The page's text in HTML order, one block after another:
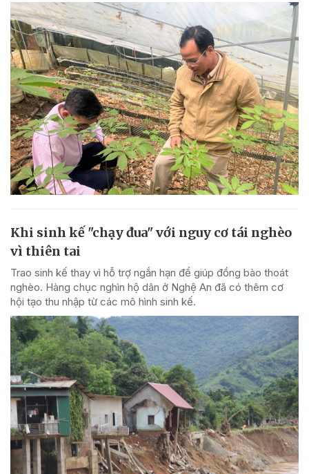
Khi sinh kế "chạy đua" với nguy cơ tái nghèo
vì thiên tai
Trao sinh kế thay vì hỗ trợ ngắn hạn để giúp đồng bào thoát
nghèo. Hàng chục nghìn hộ dân ở Nghệ An đã có thêm cơ
hội tạo thu nhập từ các mô hình sinh kế.